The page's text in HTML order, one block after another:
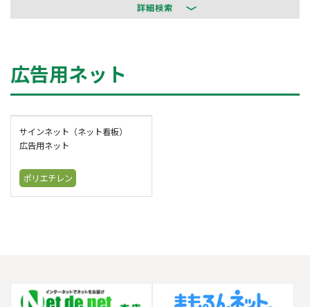
詳細検索
広告用ネット
サインネット（ネット看板）
広告用ネット
ポリエチレン